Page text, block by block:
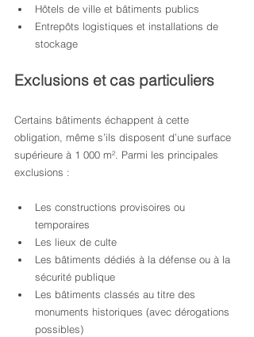
Hôtels de ville et bâtiments publics
Entrepôts logistiques et installations de
stockage
Exclusions et cas particuliers
Certains bâtiments échappent à cette
obligation, même s’ils disposent d’une surface
supérieure à 1 000 m². Parmi les principales
exclusions :
Les constructions provisoires ou
temporaires
Les lieux de culte
Les bâtiments dédiés à la défense ou à la
sécurité publique
Les bâtiments classés au titre des
monuments historiques (avec dérogations
possibles)